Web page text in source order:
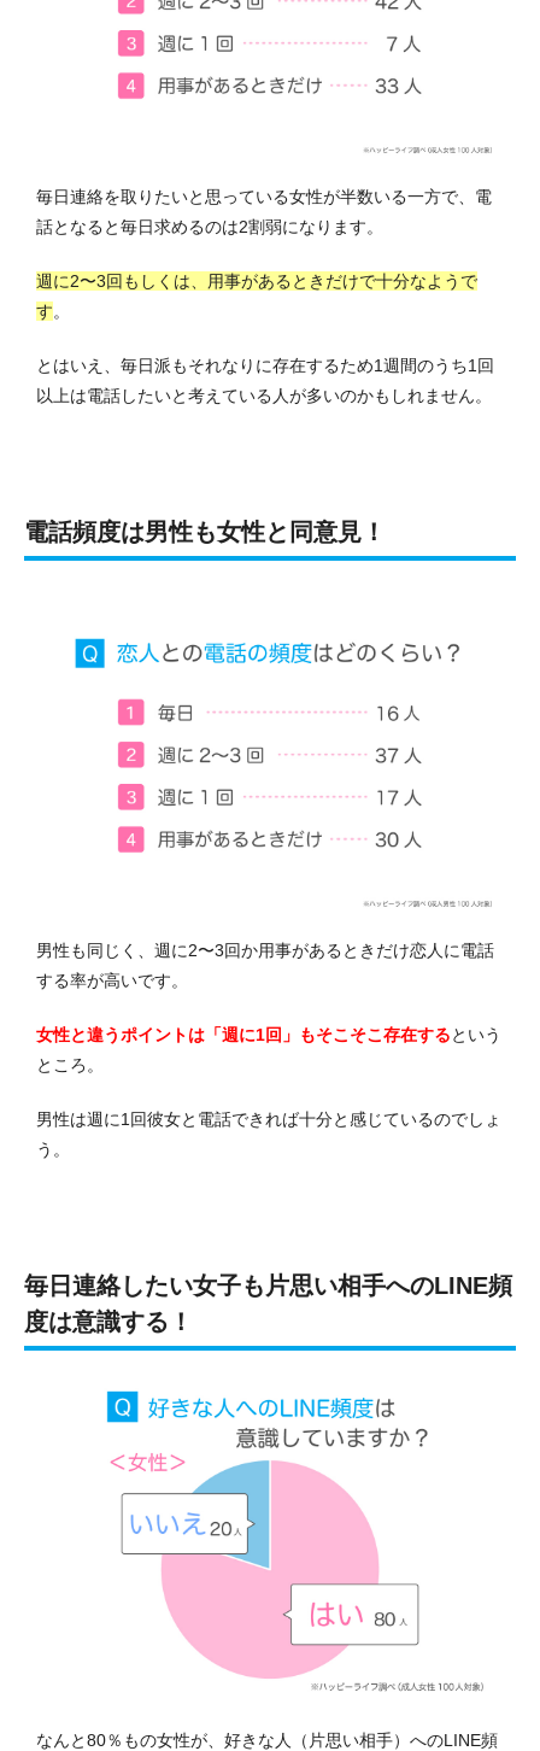
毎日連絡を取りたいと思っている女性が半数いる一方で、電
話となると毎日求めるのは2割弱になります。
週に2〜3回もしくは、用事があるときだけで十分なようで
す。
とはいえ、毎日派もそれなりに存在するため1週間のうち1回
以上は電話したいと考えている人が多いのかもしれません。
電話頻度は男性も女性と同意見！
男性も同じく、週に2〜3回か用事があるときだけ恋人に電話
する率が高いです。
女性と違うポイントは「週に1回」もそこそこ存在するという
ところ。
男性は週に1回彼女と電話できれば十分と感じているのでしょ
う。
毎日連絡したい女子も片思い相手へのLINE頻
度は意識する！
なんと80％もの女性が、好きな人（片思い相手）へのLINE頻